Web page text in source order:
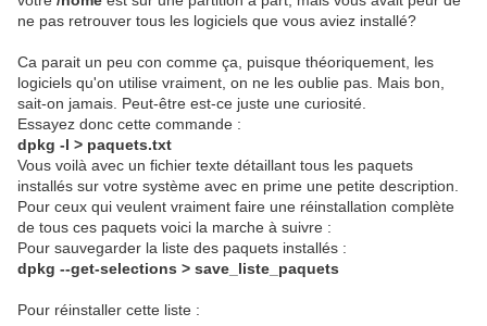
ne pas retrouver tous les logiciels que vous aviez installé?
Ca parait un peu con comme ça, puisque théoriquement, les
logiciels qu'on utilise vraiment, on ne les oublie pas. Mais bon,
sait-on jamais. Peut-être est-ce juste une curiosité.
Essayez donc cette commande :
dpkg -l > paquets.txt
Vous voilà avec un fichier texte détaillant tous les paquets
installés sur votre système avec en prime une petite description.
Pour ceux qui veulent vraiment faire une réinstallation complète
de tous ces paquets voici la marche à suivre :
Pour sauvegarder la liste des paquets installés :
dpkg --get-selections > save_liste_paquets
Pour réinstaller cette liste :